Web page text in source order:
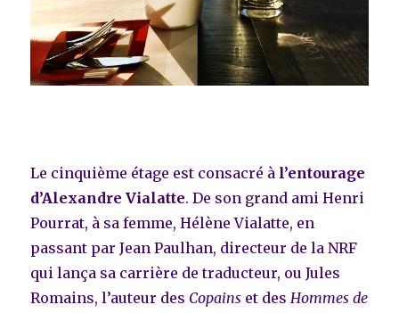
Le cinquième étage est consacré à l’entourage
d’Alexandre Vialatte. De son grand ami Henri
Pourrat, à sa femme, Hélène Vialatte, en
passant par Jean Paulhan, directeur de la NRF
qui lança sa carrière de traducteur, ou Jules
Romains, l’auteur des Copains et desHommes de